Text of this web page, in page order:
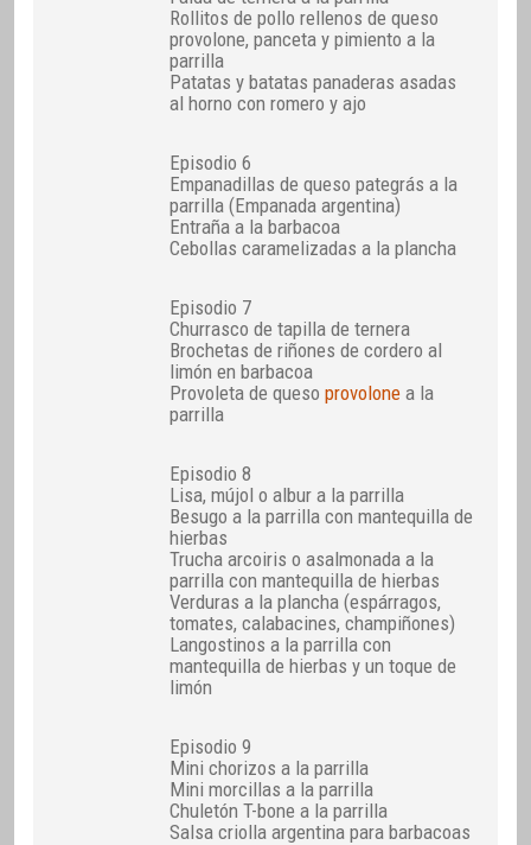
Rollitos de pollo rellenos de queso
provolone, panceta y pimiento a la
parrilla
Patatas y batatas panaderas asadas
al horno con romero y ajo
Episodio 6
Empanadillas de queso pategrás a la
parrilla (Empanada argentina)
Entraña a la barbacoa
Cebollas caramelizadas a la plancha
Episodio 7
Churrasco de tapilla de ternera
Brochetas de riñones de cordero al
limón en barbacoa
Provoleta de quesoprovolone a la
parrilla
Episodio 8
Lisa, mújol o albur a la parrilla
Besugo a la parrilla con mantequilla de
hierbas
Trucha arcoiris o asalmonada a la
parrilla con mantequilla de hierbas
Verduras a la plancha (espárragos,
tomates, calabacines, champiñones)
Langostinos a la parrilla con
mantequilla de hierbas y un toque de
limón
Episodio 9
Mini chorizos a la parrilla
Mini morcillas a la parrilla
Chuletón T-bone a la parrilla
Salsa criolla argentina para barbacoas